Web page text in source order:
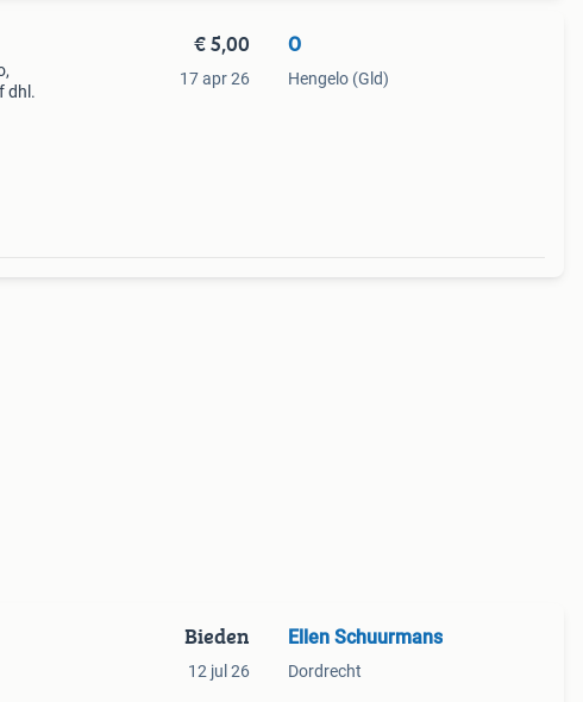
dhl.
€ 5,00
17 apr 26
O
Hengelo (Gld)
Bieden
12 jul 26
Ellen Schuurmans
Dordrecht